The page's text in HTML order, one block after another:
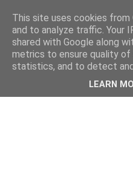
This site uses cookies
and to analyze traffic. Your
shared with Google along
metrics to ensure quality of
statistics, and to detect
LEARN